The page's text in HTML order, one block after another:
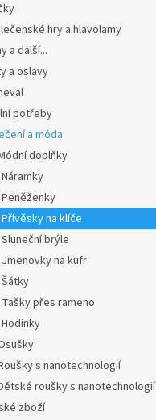
hry a hlavolamy
a další...
a oslavy
potřeby
a móda
doplňky
Náramky
Peněženky
Přívěsky na klíče
Sluneční brýle
Jmenovky na kufr
Šátky
Tašky přes rameno
Hodinky
s nanotechnologií
roušky s nanotechnologií
zboží